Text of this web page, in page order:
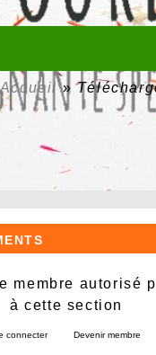
»
membre autorisé
à cette section
connecter Devenir membre